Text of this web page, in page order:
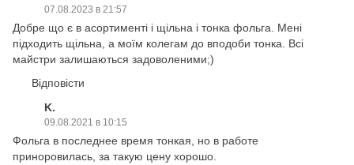
07.08.2023 в 21:57
Добре що є в асортименті і щільна і тонка фольга. Мені
підходить щільна, а моїм колегам до вподоби тонка. Всі
майстри залишаються задоволеними;)
Відповісти
K.
09.08.2021 в 10:15
Фольга в последнее время тонкая, но в работе
приноровилась, за такую цену хорошо.